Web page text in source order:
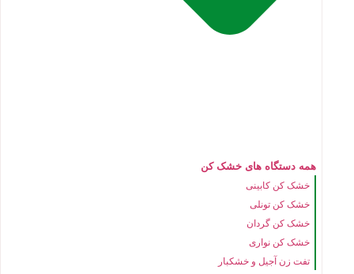
همه دستگاه های خشک کن
خشک کن کابینی
خشک کن تونلی
خشک کن گردان
خشک کن نواری
تفت زن آجیل و خشکبار